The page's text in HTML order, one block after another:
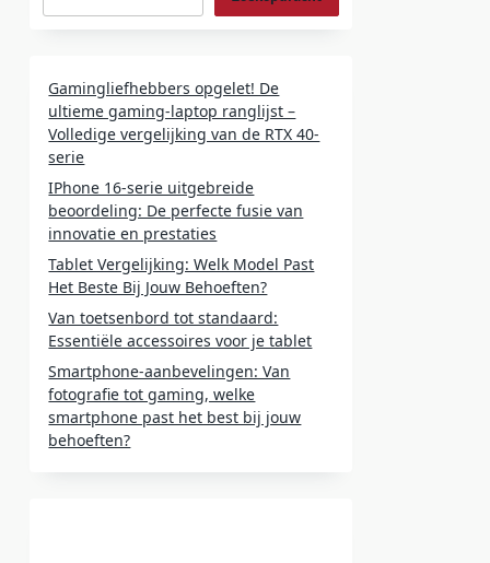
Gamingliefhebbers opgelet! De
ultieme gaming-laptop ranglijst –
Volledige vergelijking van de RTX 40-
serie
IPhone 16-serie uitgebreide
beoordeling: De perfecte fusie van
innovatie en prestaties
Tablet Vergelijking: Welk Model Past
Het Beste Bij Jouw Behoeften?
Van toetsenbord tot standaard:
Essentiële accessoires voor je tablet
Smartphone-aanbevelingen: Van
fotografie tot gaming, welke
smartphone past het best bij jouw
behoeften?